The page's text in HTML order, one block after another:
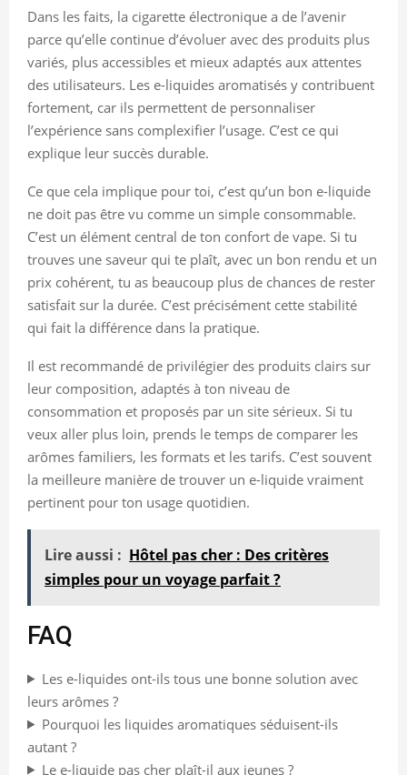
Dans les faits, la cigarette électronique a de l’avenir
parce qu’elle continue d’évoluer avec des produits plus
variés, plus accessibles et mieux adaptés aux attentes
des utilisateurs. Les e-liquides aromatisés y contribuent
fortement, car ils permettent de personnaliser
l’expérience sans complexifier l’usage. C’est ce qui
explique leur succès durable.
Ce que cela implique pour toi, c’est qu’un bon e-liquide
ne doit pas être vu comme un simple consommable.
C’est un élément central de ton confort de vape. Si tu
trouves une saveur qui te plaît, avec un bon rendu et un
prix cohérent, tu as beaucoup plus de chances de rester
satisfait sur la durée. C’est précisément cette stabilité
qui fait la différence dans la pratique.
Il est recommandé de privilégier des produits clairs sur
leur composition, adaptés à ton niveau de
consommation et proposés par un site sérieux. Si tu
veux aller plus loin, prends le temps de comparer les
arômes familiers, les formats et les tarifs. C’est souvent
la meilleure manière de trouver un e-liquide vraiment
pertinent pour ton usage quotidien.
Lire aussi : Hôtel pas cher : Des critères
simples pour un voyage parfait ?
FAQ
Les e-liquides ont-ils tous une bonne solution avec
leurs arômes ?
Pourquoi les liquides aromatiques séduisent-ils
autant ?
Le e-liquide pas cher plaît-il aux jeunes ?